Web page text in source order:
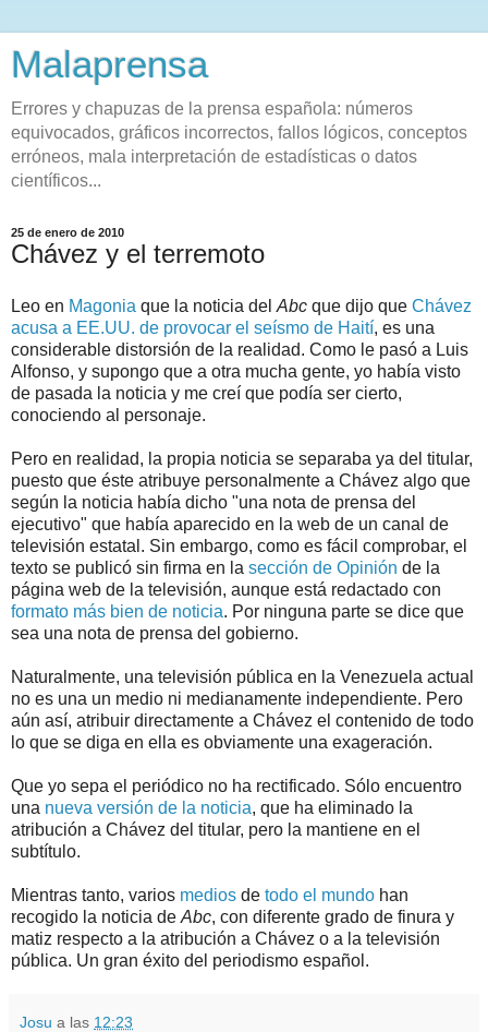
Malaprensa
Errores y chapuzas de la prensa española: números
equivocados, gráficos incorrectos, fallos lógicos, conceptos
erróneos, mala interpretación de estadísticas o datos
científicos...
25 de enero de 2010
Chávez y el terremoto
Leo en Magonia que la noticia del Abc que dijo que Chávez
acusa a EE.UU. de provocar el seísmo de Haití, es una
considerable distorsión de la realidad. Como le pasó a Luis
Alfonso, y supongo que a otra mucha gente, yo había visto
de pasada la noticia y me creí que podía ser cierto,
conociendo al personaje.
Pero en realidad, la propia noticia se separaba ya del titular,
puesto que éste atribuye personalmente a Chávez algo que
según la noticia había dicho "una nota de prensa del
ejecutivo" que había aparecido en la web de un canal de
televisión estatal. Sin embargo, como es fácil comprobar, el
texto se publicó sin firma en la sección de Opinión de la
página web de la televisión, aunque está redactado con
formato más bien de noticia. Por ninguna parte se dice que
sea una nota de prensa del gobierno.
Naturalmente, una televisión pública en la Venezuela actual
no es una un medio ni medianamente independiente. Pero
aún así, atribuir directamente a Chávez el contenido de todo
lo que se diga en ella es obviamente una exageración.
Que yo sepa el periódico no ha rectificado. Sólo encuentro
una nueva versión de la noticia, que ha eliminado la
atribución a Chávez del titular, pero la mantiene en el
subtítulo.
Mientras tanto, varios medios de todo el mundo han
recogido la noticia de Abc, con diferente grado de finura y
matiz respecto a la atribución a Chávez o a la televisión
pública. Un gran éxito del periodismo español.
Josu a las 12:23